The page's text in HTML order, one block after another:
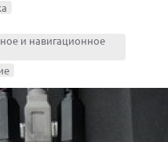
и навигационное